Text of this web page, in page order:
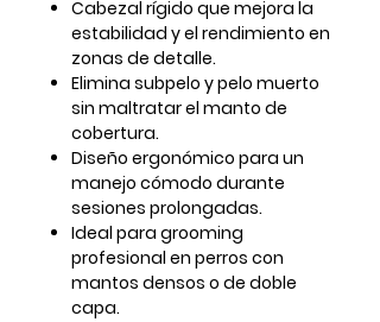
Cabezal rígido que mejora la
estabilidad y el rendimiento en
zonas de detalle.
Elimina subpelo y pelo muerto
sin maltratar el manto de
cobertura.
Diseño ergonómico para un
manejo cómodo durante
sesiones prolongadas.
Ideal para grooming
profesional en perros con
mantos densos o de doble
capa.